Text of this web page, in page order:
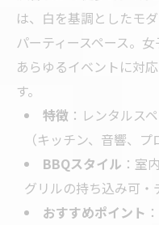
は、白を基調としたモ
パーティースペース。
あらゆるイベントに対
す。
特徴 ：レンタルス
（キッチン、音響、プ
BBQスタイル ：室
グリルの持ち込み可
おすすめポイント